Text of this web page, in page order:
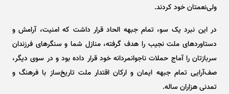
ولی‌نعمتان خود کردند.
در این نبرد یک سو، تمام جبهه الحاد قرار داشت که امنیت، آرامش و
دستاورد‌های ملت نجیب را هدف گرفته، منازل شما و سنگر‌های فرزندان
سربازتان را آماج حملات ناجوانمردانه خود قرار داده بود و در سوی دیگر،
صف‌آرایی تمام جبهه ایمان و ارکان اقتدار ملت تاریخ‌ساز با فرهنگ و
تمدنی هزاران ساله.